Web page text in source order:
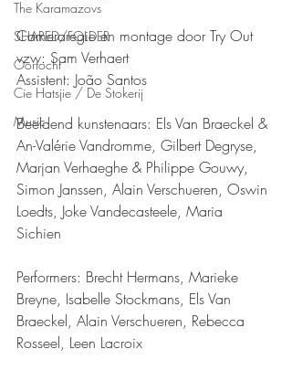
The Karamazovs
SHARED/FOLDER
Oortocht
Cie Hatsjie / De Stokerij
Music
Cameraregie en montage door Try Out
vzw: Sam Verhaert
Assistent: João Santos
Beeldend kunstenaars: Els Van Braeckel &
An-Valérie Vandromme, Gilbert Degryse,
Marjan Verhaeghe & Philippe Gouwy,
Simon Janssen, Alain Verschueren, Oswin
Loedts, Joke Vandecasteele, Maria
Sichien
Performers: Brecht Hermans, Marieke
Breyne, Isabelle Stockmans, Els Van
Braeckel, Alain Verschueren, Rebecca
Rosseel, Leen Lacroix